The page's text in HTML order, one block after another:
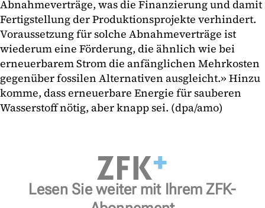
Abnahmeverträge, was die Finanzierung und damit
Fertigstellung der Produktionsprojekte verhindert.
Voraussetzung für solche Abnahmeverträge ist
wiederum eine Förderung, die ähnlich wie bei
erneuerbarem Strom die anfänglichen Mehrkosten
gegenüber fossilen Alternativen ausgleicht.» Hinzu
komme, dass erneuerbare Energie für sauberen
Wasserstoff nötig, aber knapp sei. (dpa/amo)
Lesen Sie weiter mit Ihrem ZFK-